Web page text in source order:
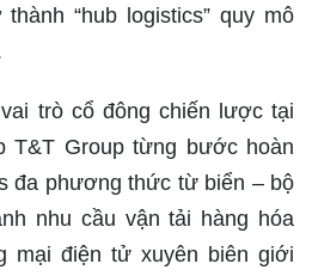
“hub logistics” quy mô
trò cổ đông chiến lược tại
T&T Group từng bước hoàn
đa phương thức từ biển – bộ
nhu cầu vận tải hàng hóa
mại điện tử xuyên biên giới